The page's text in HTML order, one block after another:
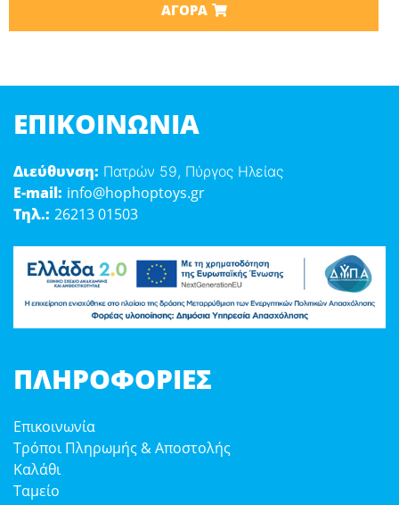
ΑΓΟΡΆ
ΕΠΙΚΟΙΝΩΝΊΑ
Διεύθυνση: Πατρών 59, Πύργος Ηλείας
E-mail: info@hophoptoys.gr
Τηλ.: 26213 01503
ΠΛΗΡΟΦΟΡΊΕΣ
Επικοινωνία
Τρόποι Πληρωμής & Αποστολής
Καλάθι
Ταμείο